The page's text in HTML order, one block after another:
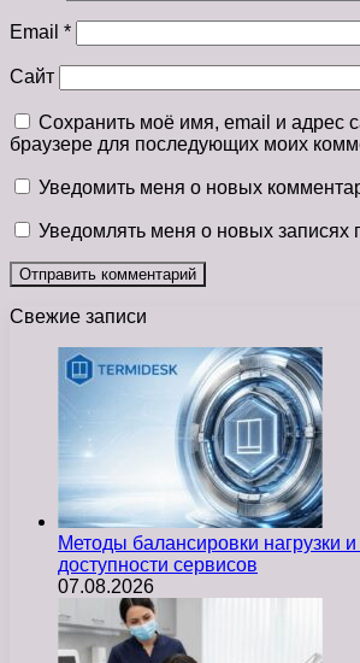
Email *
Сайт
Сохранить моё имя, email и адрес
браузере для последующих моих
Уведомить меня о новых
Уведомлять меня о новых записях
Свежие записи
Методы балансировки нагрузки
доступности сервисов
07.08.2026